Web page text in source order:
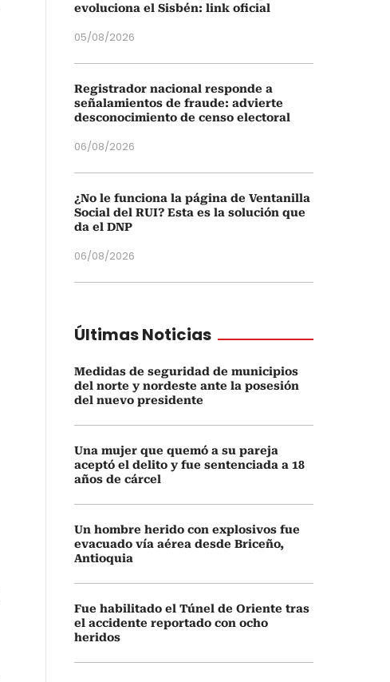
evoluciona el Sisbén: link oficial
05/08/2026
Registrador nacional responde a
señalamientos de fraude: advierte
desconocimiento de censo electoral
06/08/2026
¿No le funciona la página de Ventanilla
Social del RUI? Esta es la solución que
da el DNP
06/08/2026
Últimas Noticias
Medidas de seguridad de municipios
del norte y nordeste ante la posesión
del nuevo presidente
Una mujer que quemó a su pareja
aceptó el delito y fue sentenciada a 18
años de cárcel
Un hombre herido con explosivos fue
evacuado vía aérea desde Briceño,
Antioquia
Fue habilitado el Túnel de Oriente tras
el accidente reportado con ocho
heridos